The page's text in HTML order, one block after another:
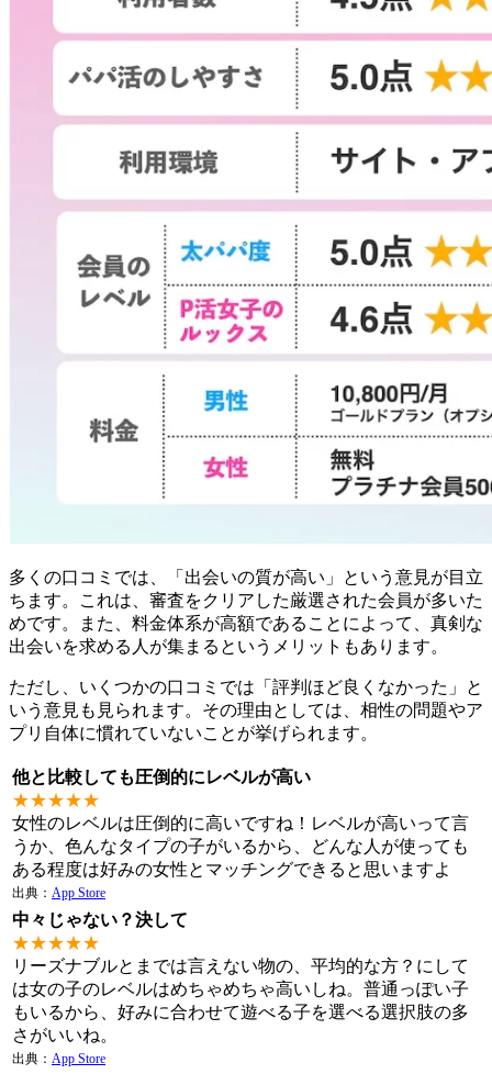
多くの口コミでは、「出会いの質が高い」という意見が目立
ちます。これは、審査をクリアした厳選された会員が多いた
めです。また、料金体系が高額であることによって、真剣な
出会いを求める人が集まるというメリットもあります。
ただし、いくつかの口コミでは「評判ほど良くなかった」と
いう意見も見られます。その理由としては、相性の問題やア
プリ自体に慣れていないことが挙げられます。
他と比較しても圧倒的にレベルが高い
★★★★★
女性のレベルは圧倒的に高いですね！レベルが高いって言
うか、色んなタイプの子がいるから、どんな人が使っても
ある程度は好みの女性とマッチングできると思いますよ
出典： App Store
中々じゃない？決して
★★★★★
リーズナブルとまでは言えない物の、平均的な方？にして
は女の子のレベルはめちゃめちゃ高いしね。普通っぽい子
もいるから、好みに合わせて遊べる子を選べる選択肢の多
さがいいね。
出典： App Store